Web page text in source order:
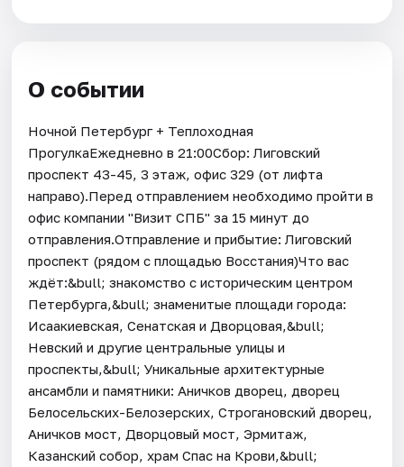
О событии
Ночной Петербург + Теплоходная
ПрогулкаЕжедневно в 21:00Сбор: Лиговский
проспект 43-45, 3 этаж, офис 329 (от лифта
направо).Перед отправлением необходимо пройти в
офис компании "Визит СПБ" за 15 минут до
отправления.Отправление и прибытие: Лиговский
проспект (рядом с площадью Восстания)Что вас
ждёт:&bull; знакомство с историческим центром
Петербурга,&bull; знаменитые площади города:
Исаакиевская, Сенатская и Дворцовая,&bull;
Невский и другие центральные улицы и
проспекты,&bull; Уникальные архитектурные
ансамбли и памятники: Аничков дворец, дворец
Белосельских-Белозерских, Строгановский дворец,
Аничков мост, Дворцовый мост, Эрмитаж,
Казанский собор, храм Спас на Крови,&bull;